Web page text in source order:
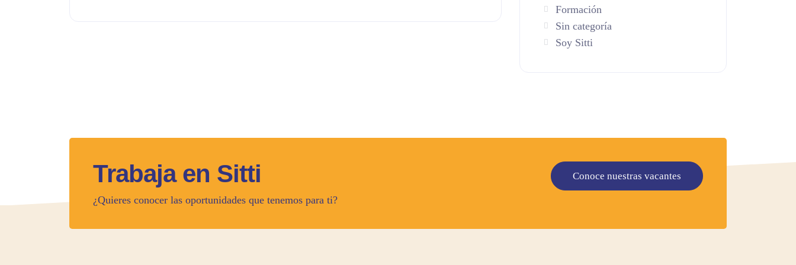
Formación
Sin categoría
Soy Sitti
Trabaja en Sitti
¿Quieres conocer las oportunidades que tenemos para ti?
Conoce nuestras vacantes